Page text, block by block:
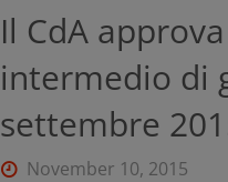
Il CdA
intermedio di
settembre
November 10, 2015